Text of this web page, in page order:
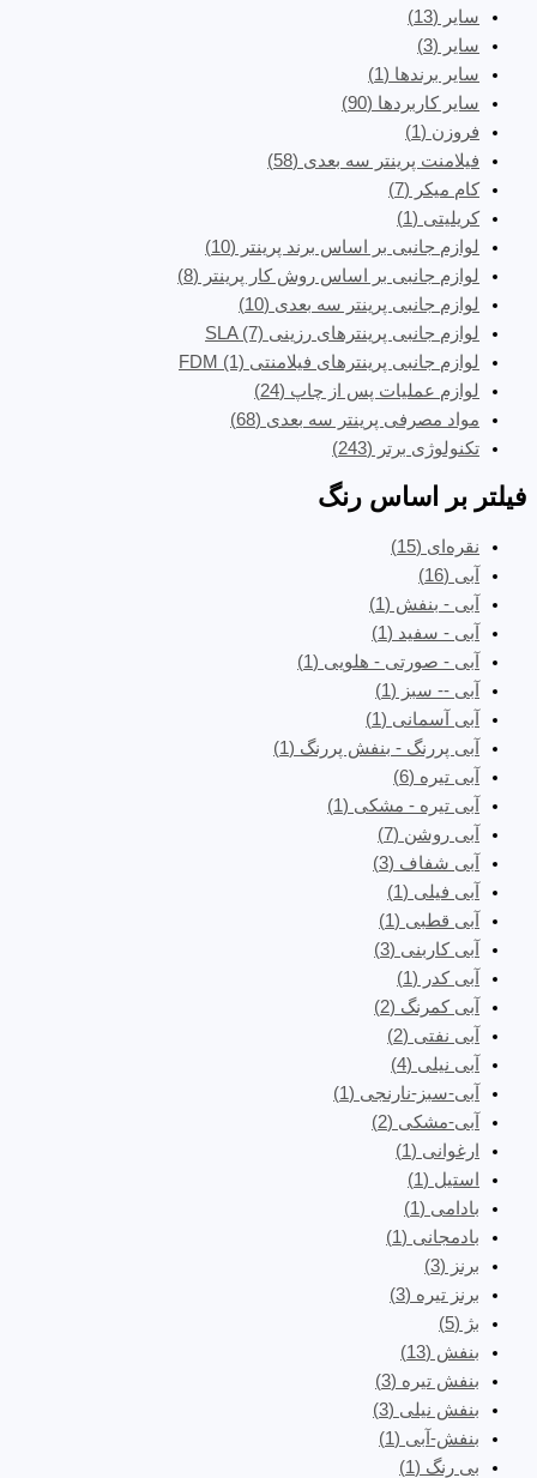
سایر (13)
سایر (3)
سایر برندها (1)
سایر کاربردها (90)
فروزن (1)
فیلامنت پرینتر سه بعدی (58)
کام میکر (7)
کریلیتی (1)
لوازم جانبی بر اساس برند پرینتر (10)
لوازم جانبی بر اساس روش کار پرینتر (8)
لوازم جانبی پرینتر سه بعدی (10)
لوازم جانبی پرینترهای رزینی SLA (7)
لوازم جانبی پرینترهای فیلامنتی FDM (1)
لوازم عملیات پس از چاپ (24)
مواد مصرفی پرینتر سه بعدی (68)
تکنولوژی برتر (243)
فیلتر بر اساس رنگ
نقره‌ای (15)
آبی (16)
آبی - بنفش (1)
آبی - سفید (1)
آبی - صورتی - هلویی (1)
آبی -- سبز (1)
آبی آسمانی (1)
آبی پررنگ - بنفش پررنگ (1)
آبی تیره (6)
آبی تیره - مشکی (1)
آبی روشن (7)
آبی شفاف (3)
آبی فیلی (1)
آبی قطبی (1)
آبی کاربنی (3)
آبی کدر (1)
آبی کمرنگ (2)
آبی نفتی (2)
آبی نیلی (4)
آبی-سبز-نارنجی (1)
آبی-مشکی (2)
ارغوانی (1)
استیل (1)
بادامی (1)
بادمجانی (1)
برنز (3)
برنز تیره (3)
بژ (5)
بنفش (13)
بنفش تیره (3)
بنفش نیلی (3)
بنفش-آبی (1)
بی رنگ (1)